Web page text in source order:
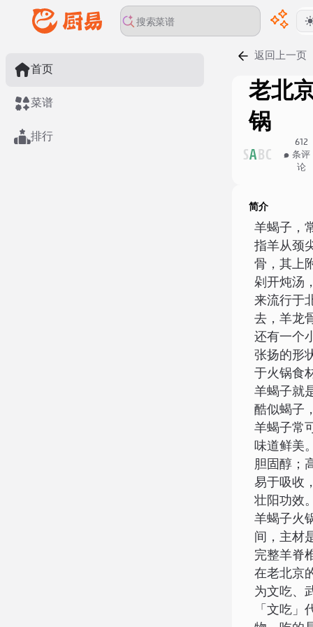
首页
菜谱
排行
返回上一页
老北
锅
SA BC
612
条评
论
简介
羊蝎子 ，
指羊从颈
骨，其上
剁开炖汤
来流行于
去，羊龙
还有一个
张扬的形
于火锅食
羊蝎子就
酷似蝎子
羊蝎子常
味道鲜美
胆固醇；
易于吸收
壮阳功效
羊蝎子火
间，主材
完整羊脊
在老北京
为文吃、
「文吃」